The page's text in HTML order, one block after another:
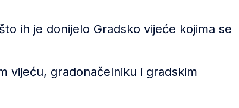
ih je donijelo Gradsko vijeće kojima se
vijeću, gradonačelniku i gradskim